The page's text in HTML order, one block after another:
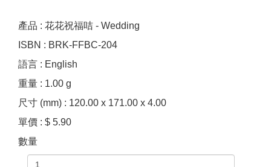
產品 : 花花祝福咭 - Wedding
ISBN : BRK-FFBC-204
語言 : English
重量 : 1.00 g
尺寸 (mm) : 120.00 x 171.00 x 4.00
單價 : $ 5.90
數量